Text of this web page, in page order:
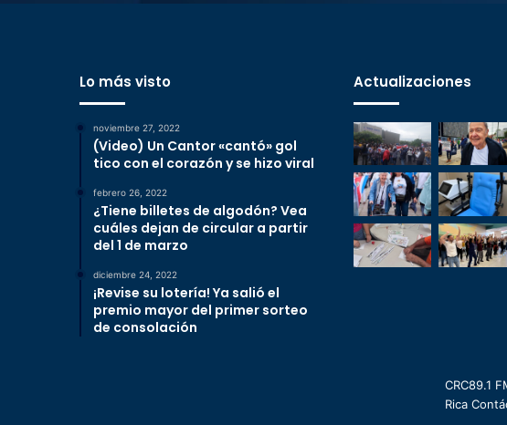
Lo más visto
noviembre 27, 2022
(Video) Un Cantor «cantó» gol
tico con el corazón y se hizo viral
febrero 26, 2022
¿Tiene billetes de algodón? Vea
cuáles dejan de circular a partir
del 1 de marzo
diciembre 24, 2022
¡Revise su lotería! Ya salió el
premio mayor del primer sorteo
de consolación
Actualizaciones
CRC89.1
Rica